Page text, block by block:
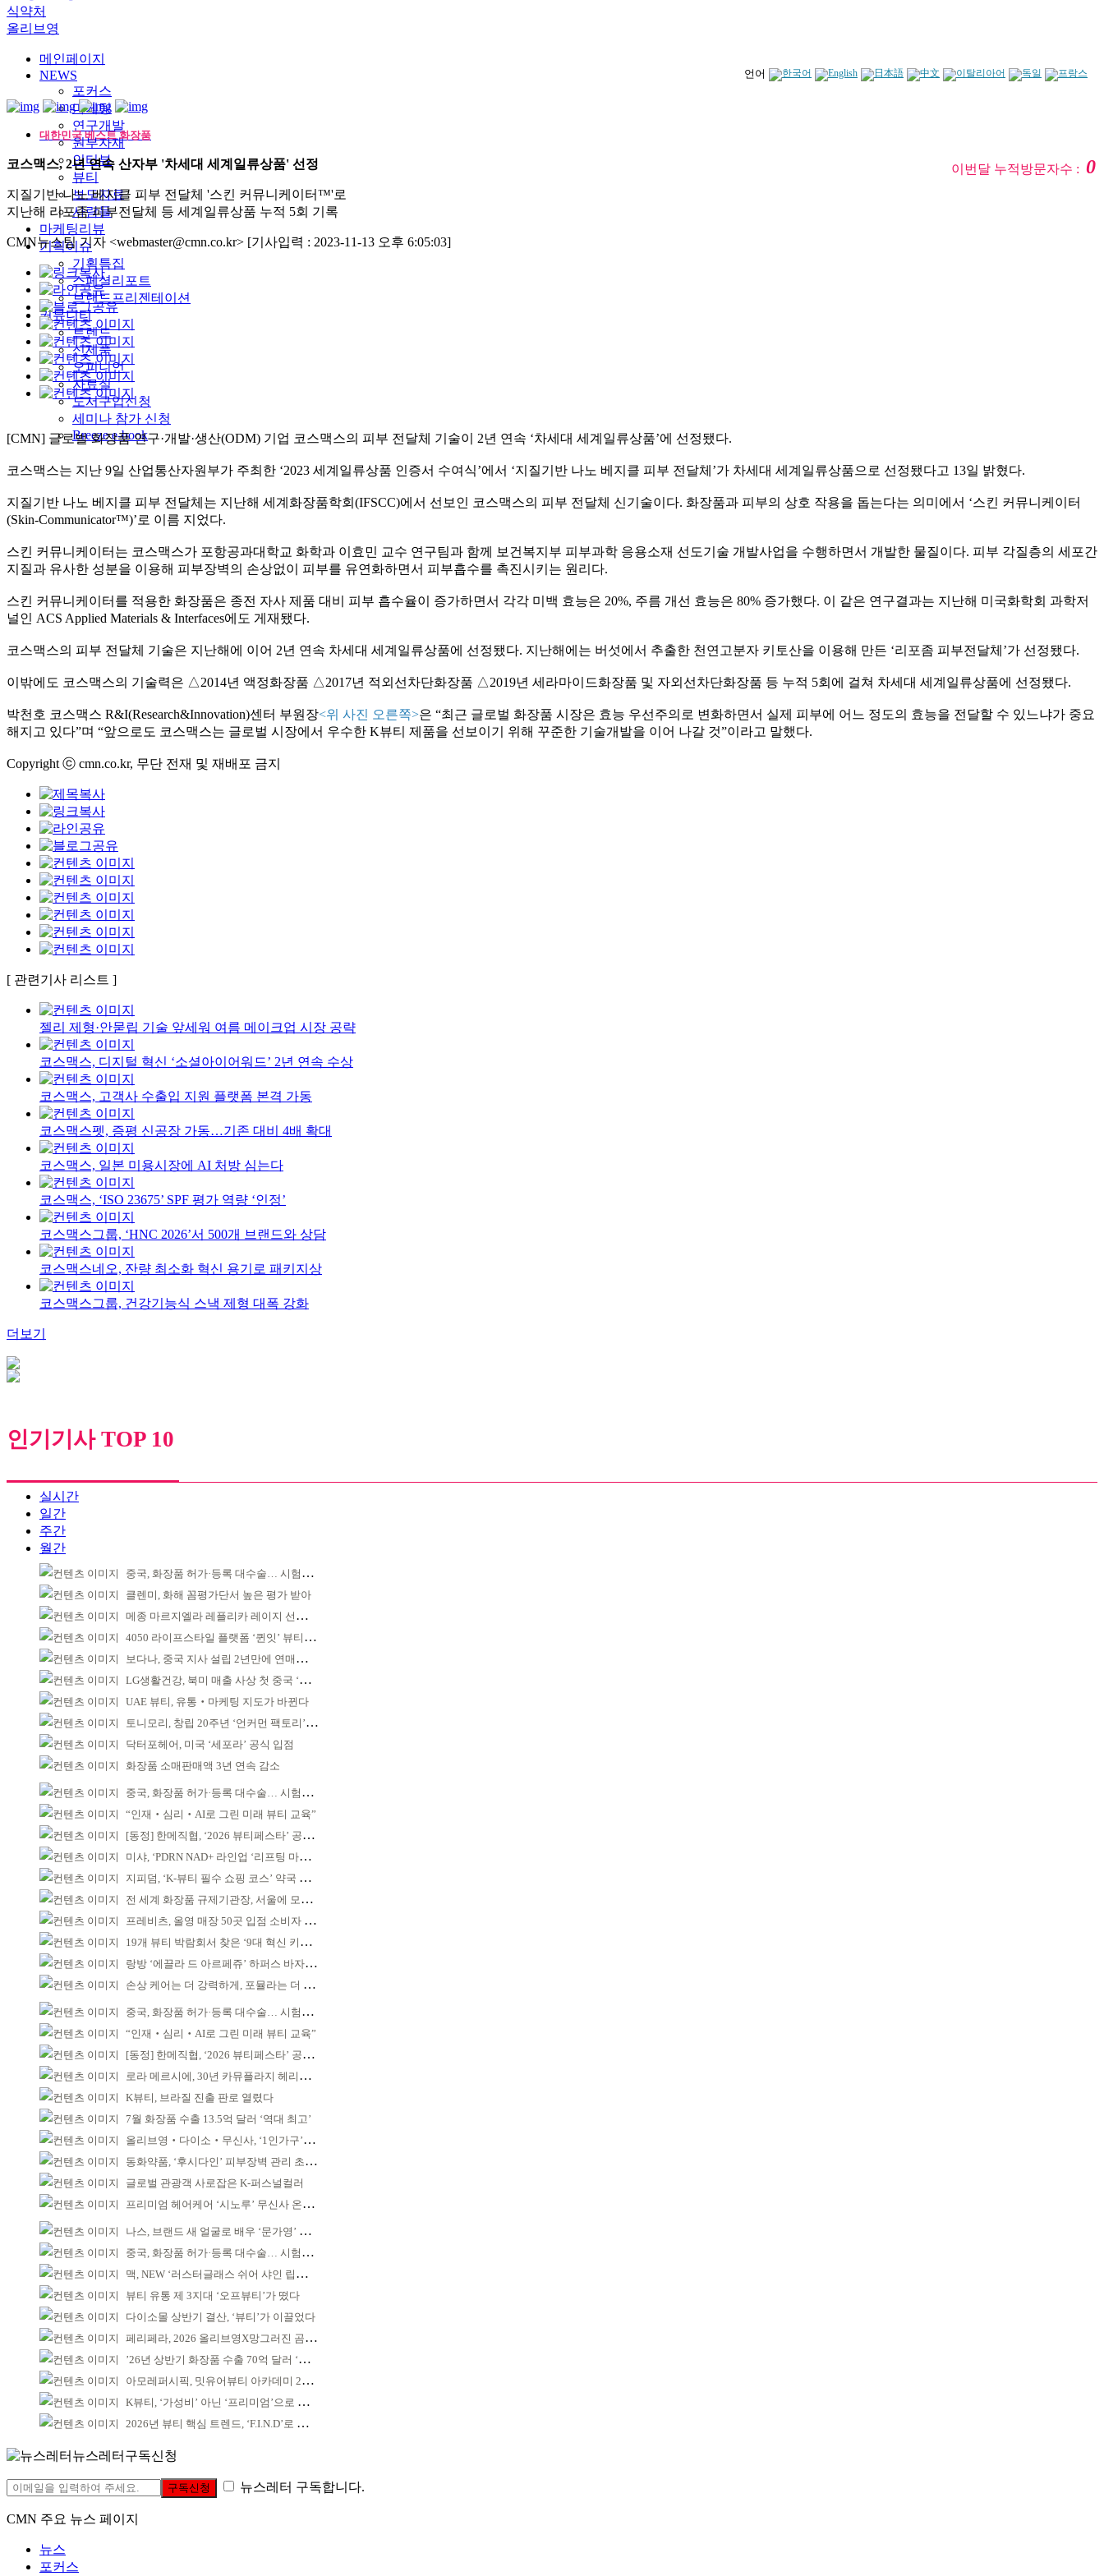
식약처
올리브영
언어
메인페이지
NEWS
포커스
마케팅
연구개발
원부자재
인터뷰
뷰티
보도자료
사람들
마케팅리뷰
기획이슈
기획특집
스페셜리포트
브랜드프리젠테이션
커뮤니티
트렌드
신제품
오피니언
자료실
도서구입신청
세미나 참가 신청
Breeze e-book
대한민국 베스트 화장품
이번달 누적방문자수 :0
코스맥스, 2년 연속 산자부 '차세대 세계일류상품' 선정
지질기반 나노 베지클 피부 전달체 '스킨 커뮤니케이터™'로
지난해 리포좀 피부전달체 등 세계일류상품 누적 5회 기록
CMN뉴스팀 기자 <webmaster@cmn.co.kr> [기사입력 : 2023-11-13 오후 6:05:03]
[CMN] 글로벌 화장품 연구·개발·생산(ODM) 기업 코스맥스의 피부 전달체 기술이 2년 연속 ‘차세대 세계일류상품’에 선정됐다.
코스맥스는 지난 9일 산업통산자원부가 주최한 ‘2023 세계일류상품 인증서 수여식’에서 ‘지질기반 나노 베지클 피부 전달체 ’가 차세대 세계일류상품으로 선정됐다고 13일 밝혔다.
지질기반 나노 베지클 피부 전달체는 지난해 세계화장품학회 (IFSCC)에서 선보인 코스맥스의 피부 전달체 신기술이다. 화장품과 피부의 상호 작용을 돕는다는 의미에서 ‘스킨 커뮤니케이터
(Skin-Communicator™)’로 이름 지었다.
스킨 커뮤니케이터는 코스맥스가 포항공과대학교 화학과 이효민 교수 연구팀과 함께 보건복지부 피부과학 응용소재 선도기술 개발사업을 수행하면서 개발한 물질이다. 피부 각질층의 세포간
지질과 유사한 성분을 이용해 피부장벽의 손상없이 피부를 유연화하면서 피부흡수를 촉진시키는 원리다.
스킨 커뮤니케이터를 적용한 화장품은 종전 자사 제품 대비 피부 흡수율이 증가하면서 각각 미백 효능은 20%, 주름 개선 효능은 80% 증가했다. 이 같은 연구결과는 지난해 미국화학회 과학저
널인 ACS Applied Materials & Interfaces에도 게재됐다.
코스맥스의 피부 전달체 기술은 지난해에 이어 2년 연속 차세대 세계일류상품에 선정됐다. 지난해에는 버섯에서 추출한 천연고분자 키토산을 이용해 만든 ‘리포좀 피부전달체 ’가 선정됐다.
이밖에도 코스맥스의 기술력은 △2014년 액정화장품 △2017년 적외선차단화장품 △2019년 세라마이드화장품 및 자외선차단화장품 등 누적 5회에 걸쳐 차세대 세계일류상품에 선정됐다.
박천호 코스맥스 R&I(Research&Innovation)센터 부원장<위 사진 오른쪽>은 “최근 글로벌 화장품 시장은 효능 우선주의로 변화하면서 실제 피부에 어느 정도의 효능을 전달할 수 있느냐가 중요
해지고 있다”며 “앞으로도 코스맥스는 글로벌 시장에서 우수한 K뷰티 제품을 선보이기 위해 꾸준한 기술개발을 이어 나갈 것”이라고 말했다.
Copyright ⓒ cmn.co.kr, 무단 전재 및 재배포 금지
[ 관련기사 리스트 ]
젤리 제형·안묻립 기술 앞세워 여름 메이크업 시장 공략
코스맥스, 디지털 혁신 ‘소셜아이어워드’ 2년 연속 수상
코스맥스, 고객사 수출입 지원 플랫폼 본격 가동
코스맥스펫, 증평 신공장 가동…기존 대비 4배 확대
코스맥스, 일본 미용시장에 AI 처방 심는다
코스맥스, ‘ISO 23675’ SPF 평가 역량 ‘인정’
코스맥스그룹, ‘HNC 2026’서 500개 브랜드와 상담
코스맥스네오, 잔량 최소화 혁신 용기로 패키지상
코스맥스그룹, 건강기능식 스낵 제형 대폭 강화
더보기
인기기사 TOP 10
실시간
일간
주간
월간
중국, 화장품 허가·등록 대수술… 시험자료 공용 허용
클렌미, 화해 꼼평가단서 높은 평가 받아
메종 마르지엘라 레플리카 레이지 선데이 모닝 디퓨저
4050 라이프스타일 플랫폼 ‘퀸잇’ 뷰티 성장세
보다나, 중국 지사 설립 2년만에 연매출 120억 돌파
LG생활건강, 북미 매출 사상 첫 중국 ‘추월’
UAE 뷰티, 유통‧마케팅 지도가 바뀐다
토니모리, 창립 20주년 ‘언커먼 팩토리’ 팝업 성료
닥터포헤어, 미국 ‘세포라’ 공식 입점
화장품 소매판매액 3년 연속 감소
중국, 화장품 허가·등록 대수술… 시험자료 공용 허용
“인재‧심리‧AI로 그린 미래 뷰티 교육”
[동정] 한메직협, ‘2026 뷰티페스타’ 공동 주최
미샤, ‘PDRN NAD+ 라인업 ‘리프팅 마스크’ 출시
지피덤, ‘K-뷰티 필수 쇼핑 코스’ 약국 공략
전 세계 화장품 규제기관장, 서울에 모인다
프레비츠, 올영 매장 50곳 입점 소비자 접점 강화
19개 뷰티 박람회서 찾은 ‘9대 혁신 키워드’
랑방 ‘에끌라 드 아르페쥬’ 하퍼스 바자 화보 공개
손상 케어는 더 강력하게, 포뮬라는 더 산뜻하게!
중국, 화장품 허가·등록 대수술… 시험자료 공용 허용
“인재‧심리‧AI로 그린 미래 뷰티 교육”
[동정] 한메직협, ‘2026 뷰티페스타’ 공동 주최
로라 메르시에, 30년 카뮤플라지 헤리티지 담아
K뷰티, 브라질 진출 판로 열렸다
7월 화장품 수출 13.5억 달러 ‘역대 최고’
올리브영‧다이소‧무신사, ‘1인가구’가 이끈다
동화약품, ‘후시다인’ 피부장벽 관리 초점 ‘리브랜딩’
글로벌 관광객 사로잡은 K-퍼스널컬러
프리미엄 헤어케어 ‘시노루’ 무신사 온라인 입점
나스, 브랜드 새 얼굴로 배우 ‘문가영’ 발탁
중국, 화장품 허가·등록 대수술… 시험자료 공용 허용
맥, NEW ‘러스터글래스 쉬어 샤인 립스틱’ 출시
뷰티 유통 제 3지대 ‘오프뷰티’가 떴다
다이소몰 상반기 결산, ‘뷰티’가 이끌었다
페리페라, 2026 올리브영X망그러진 곰 콜라보
’26년 상반기 화장품 수출 70억 달러 ‘역대 최고’
아모레퍼시픽, 밋유어뷰티 아카데미 2기 발대식
K뷰티, ‘가성비’ 아닌 ‘프리미엄’으로 승부걸어야
2026년 뷰티 핵심 트렌드, ‘F.I.N.D’로 읽는다
뉴스레터구독신청
구독신청 뉴스레터 구독합니다.
CMN 주요 뉴스 페이지
뉴스
포커스